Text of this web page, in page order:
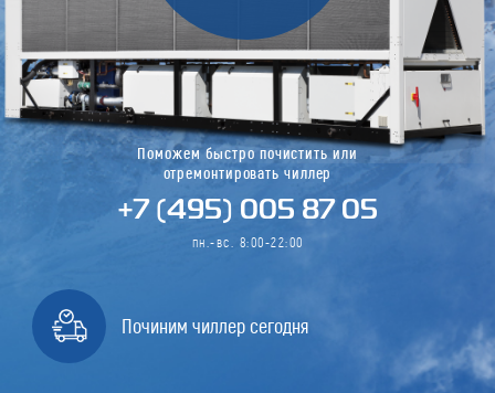
Поможем быстро почистить или
отремонтировать чиллер
+7 (495) 005 87 05
пн.-вс. 8:00-22:00
Починим чиллер сегодня